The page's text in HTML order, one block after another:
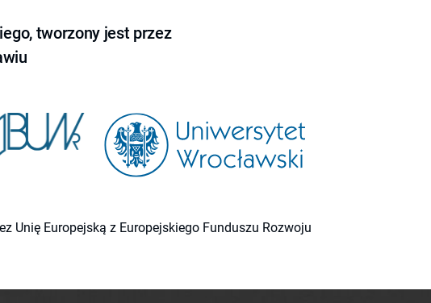
tworzony jest przez
Unię Europejską z Europejskiego Funduszu Rozwoju